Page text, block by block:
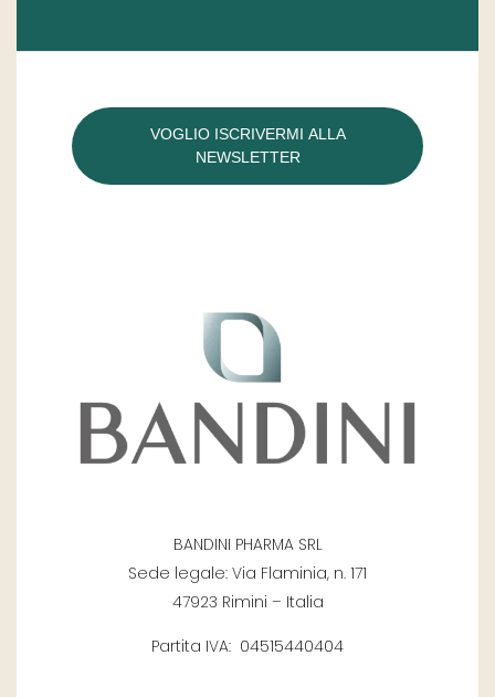
VOGLIO ISCRIVERMI ALLA
NEWSLETTER
BANDINI PHARMA SRL
Sede legale: Via Flaminia, n. 171
47923 Rimini – Italia
Partita IVA: 04515440404